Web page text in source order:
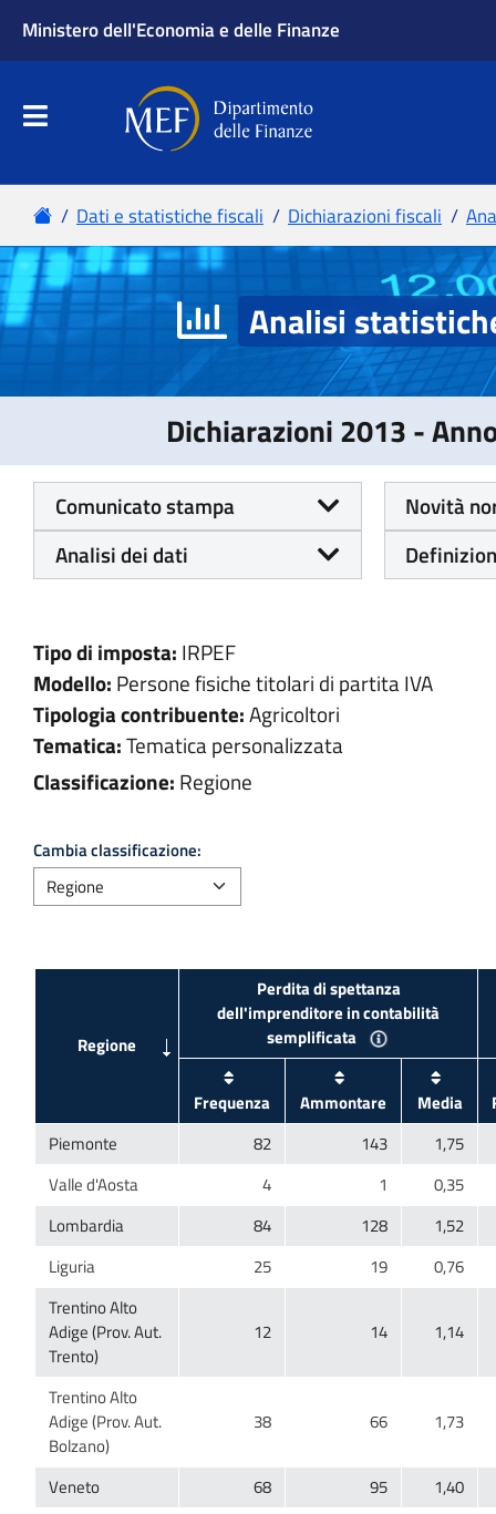
Analisi
Dichiarazioni 2013 -
Comunicato stampa
Novità
Analisi dei dati
Tipo di imposta: IRPEF
Modello: Persone fisiche titolari di partita IVA
Tipologia contribuente:Agricoltori
Tematica:Tematica personalizzata
Classificazione: Regione
Cambia classificazione:
Perdita di spettanza
dell'imprenditore in contabilità
Trentino Alto
Adige (Prov. Aut.
Trentino Alto
Adige (Prov. Aut.